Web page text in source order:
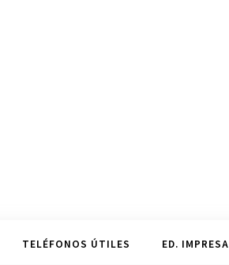
TELÉFONOS ÚTILES ED. IMPRESA